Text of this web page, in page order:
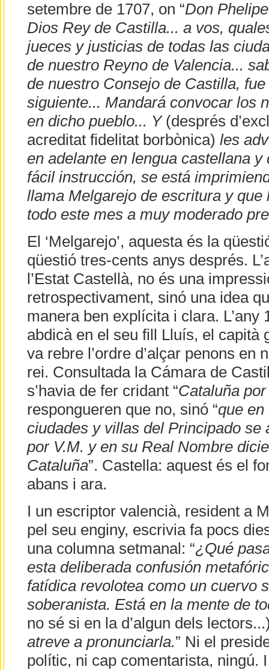
setembre de 1707, on “Don
Dios Rey de Castilla... a vos,
jueces y justicias de todas las
de nuestro Reyno de Valencia...
de nuestro Consejo de Castilla,
siguiente... Mandará convocar los
en dicho pueblo... Y(després
acreditat fidelitat borbònica) les
en adelante en lengua castellana y
fácil instrucción, se está
llama Melgarejo de escritura y que
todo este mes a muy moderado
El ‘Melgarejo’, aquesta és la
qüestió tres-cents anys després.
l’Estat Castellà, no és una
retrospectivament, sinó una idea
manera ben explícita i clara. L’any
abdicà en el seu fill Lluís, el capità
va rebre l’ordre d’alçar penons en
rei. Consultada la Cámara de
s’havia de fer cridant “Cataluña
respongueren que no, sinó “que
ciudades y villas del Principado se
por V.M. y en su Real Nombre
Cataluña”. Castella: aquest és el
abans i ara.
I un escriptor valencià, resident a
pel seu enginy, escrivia fa pocs
una columna setmanal: “¿Qué
esta deliberada confusión
fatídica revolotea como un cuervo
soberanista. Está en la mente de
no sé si en la d’algun dels
atreve a pronunciarla.” Ni el
polític, ni cap comentarista, ningú.